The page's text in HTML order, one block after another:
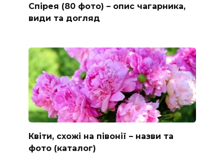
Спірея (80 фото) – опис чагарника,
види та догляд
Квіти, схожі на півонії – назви та
фото (каталог)